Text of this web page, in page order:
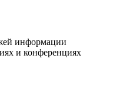
информации
и конференциях